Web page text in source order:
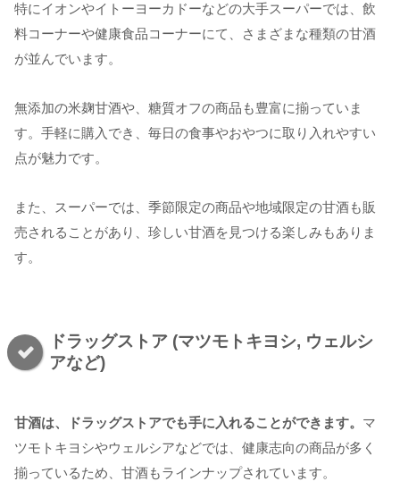
特にイオンやイトーヨーカドーなどの大手スーパーでは、飲
料コーナーや健康食品コーナーにて、さまざまな種類の甘酒
が並んでいます。
無添加の米麹甘酒や、糖質オフの商品も豊富に揃っていま
す。手軽に購入でき、毎日の食事やおやつに取り入れやすい
点が魅力です。
また、スーパーでは、季節限定の商品や地域限定の甘酒も販
売されることがあり、珍しい甘酒を見つける楽しみもありま
す。
ドラッグストア (マツモトキヨシ, ウェルシ
アなど)
甘酒は、ドラッグストアでも手に入れることができます。 マ
ツモトキヨシやウェルシアなどでは、健康志向の商品が多く
揃っているため、甘酒もラインナップされています。